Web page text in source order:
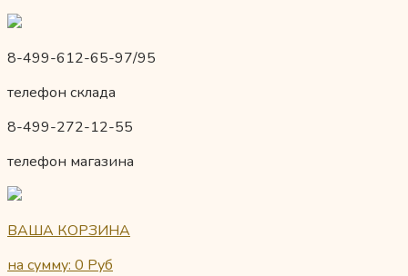
8-499-612-65-97/95
телефон склада
8-499-272-12-55
телефон магазина
ВАША КОРЗИНА
на сумму: 0 Руб